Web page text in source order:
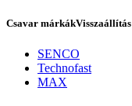
Csavar márkákVisszaállítás
SENCO
Technofast
MAX